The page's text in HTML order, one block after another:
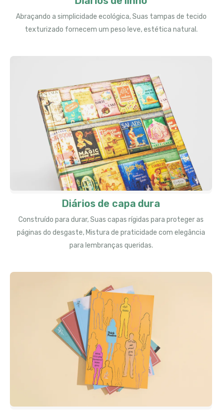
Abraçando a simplicidade ecológica, Suas tampas de tecido
texturizado fornecem um peso leve, estética natural.
Diários de capa dura
Construído para durar, Suas capas rígidas para proteger as
páginas do desgaste, Mistura de praticidade com elegância
para lembranças queridas.